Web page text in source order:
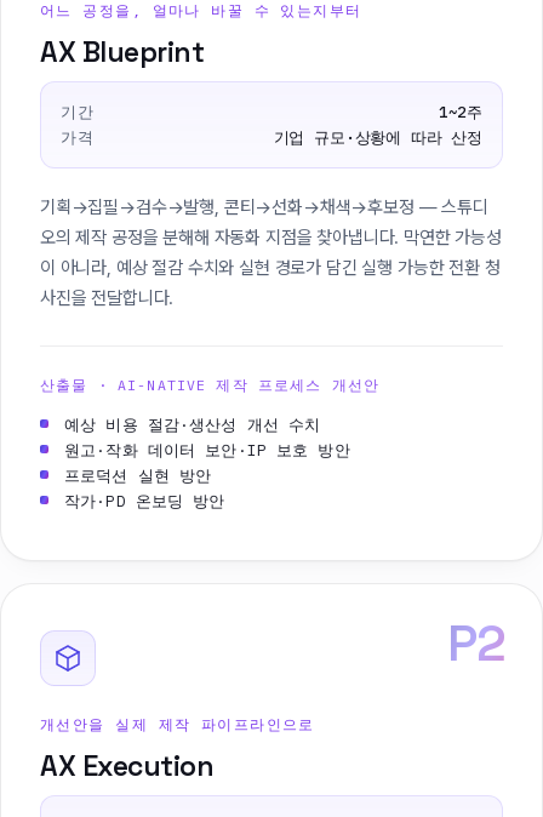
어느 공정을, 얼마나 바꿀 수 있는지부터
AX Blueprint
기간
1~2주
가격
기업 규모·상황에 따라 산정
기획→집필→검수→발행, 콘티→선화→채색→후보정 — 스튜디
오의 제작 공정을 분해해 자동화 지점을 찾아냅니다. 막연한 가능성
이 아니라, 예상 절감 수치와 실현 경로가 담긴 실행 가능한 전환 청
사진을 전달합니다.
산출물 · AI-NATIVE 제작 프로세스 개선안
예상 비용 절감·생산성 개선 수치
원고·작화 데이터 보안·IP 보호 방안
프로덕션 실현 방안
작가·PD 온보딩 방안
P2
개선안을 실제 제작 파이프라인으로
AX Execution